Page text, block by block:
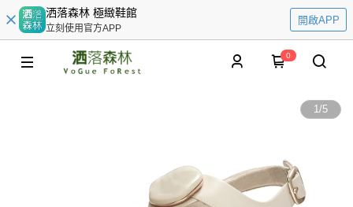
洒落森林 極緻鞋館
立刻使用官方APP
開啟APP
0
1/5